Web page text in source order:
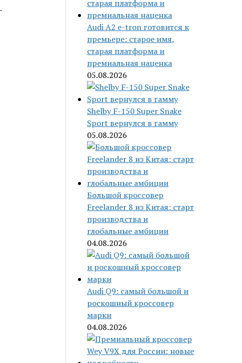
.
Audi A2 e-tron готовится к
премьере: старое имя,
старая платформа и
премиальная наценка
05.08.2026
Shelby F-150 Super Snake
Sport вернулся в гамму
05.08.2026
Большой кроссовер
Freelander 8 из Китая: старт
производства и
глобальные амбиции
04.08.2026
Audi Q9: самый большой и
роскошный кроссовер
марки
04.08.2026